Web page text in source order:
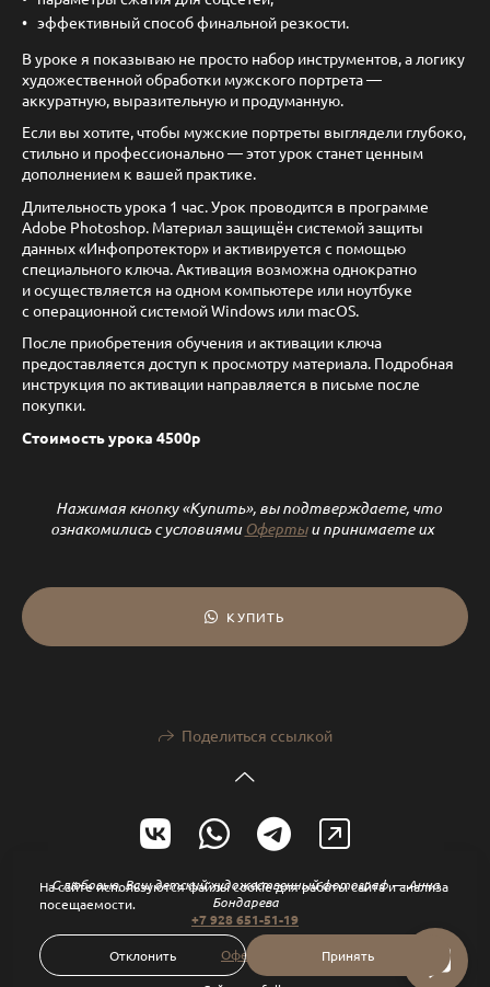
эффективный способ финальной резкости.
В уроке я показываю не просто набор инструментов, а логику
художественной обработки мужского портрета —
аккуратную, выразительную и продуманную.
Если вы хотите, чтобы мужские портреты выглядели глубоко,
стильно и профессионально — этот урок станет ценным
дополнением к вашей практике.
Длительность урока 1 час. Урок проводится в программе
Adobe Photoshop. Материал защищён системой защиты
данных «Инфопротектор» и активируется с помощью
специального ключа. Активация возможна однократно
и осуществляется на одном компьютере или ноутбуке
с операционной системой Windows или macOS.
После приобретения обучения и активации ключа
предоставляется доступ к просмотру материала. Подробная
инструкция по активации направляется в письме после
покупки.
Стоимость урока 4500р
Нажимая кнопку «Купить», вы подтверждаете, что
ознакомились с условиями Офертыи принимаете их
КУПИТЬ
Поделиться ссылкой
С любовью, Ваш детский художественный фотограф — Анна
Бондарева
+7 928 651-51-19
Оферта
На сайте используются файлы cookie для работы сайта и анализа
посещаемости.
Отклонить Принять